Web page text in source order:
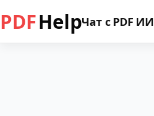
PDFHelpЧат с PDF ИИ